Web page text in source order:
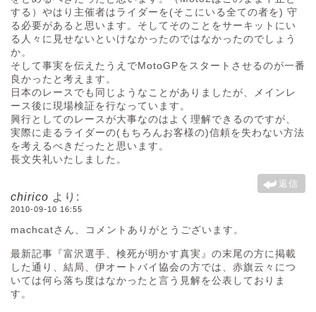
する）やはり主催者はライダーを(そこにいる全ての者を) 守
る必要があると思います。そしてそのことをサーキットにい
る人々に見せないといけなかったのではなかったのでしょう
か。
そして事実を伝えたうえでMotoGPをスタートさせるのが一番
良かったと考えます。
日本のレースでも同じようなことがありましたが、メインレ
ース後に現場検証を行なっています。
興行としてのレースが大事なのはよく理解できるのですが、
実際に走るライダーの(もちろんお客様の)信頼を失わない方法
を考えるべきだったと思います。
長文失礼いたしました。
返信
chirico より:
2010-09-10 16:55
machcatさん、コメントありがとうございます。
最新記事『富沢選手、検死が明かす真実』の末尾の方に掲載
した通り、結局、伊オートバイ協会の方では、赤旗云々につ
いては何ら落ち度はなかったと言う見解を公表しておりま
す。